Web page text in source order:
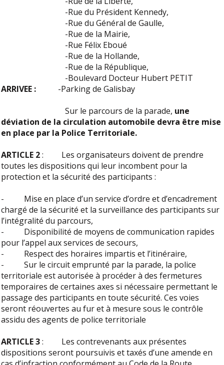
-Rue du Président Kennedy,
-Rue du Général de Gaulle,
-Rue de la Mairie,
-Rue Félix Eboué
-Rue de la Hollande,
-Rue de la République,
-Boulevard Docteur Hubert PETIT
ARRIVEE : -Parking de Galisbay
Sur le parcours de la parade, une
déviation de la circulation automobile devra être mise
en place par la Police Territoriale.
ARTICLE 2: Les organisateurs doivent de prendre
toutes les dispositions qui leur incombent pour la
protection et la sécurité des participants :
- Mise en place d’un service d’ordre et d’encadrement
chargé de la sécurité et la surveillance des participants sur
l’intégralité du parcours,
- Disponibilité de moyens de communication rapides
pour l’appel aux services de secours,
- Respect des horaires impartis et l’itinéraire,
- Sur le circuit emprunté par la parade, la police
territoriale est autorisée à procéder à des fermetures
temporaires de certaines axes si nécessaire permettant le
passage des participants en toute sécurité. Ces voies
seront réouvertes au fur et à mesure sous le contrôle
assidu des agents de police territoriale
ARTICLE 3: Les contrevenants aux présentes
dispositions seront poursuivis et taxés d’une amende en